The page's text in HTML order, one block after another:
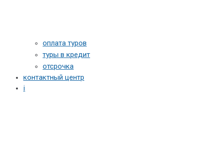
оплата туров
туры в кредит
отсрочка
контактный центр
ℹ